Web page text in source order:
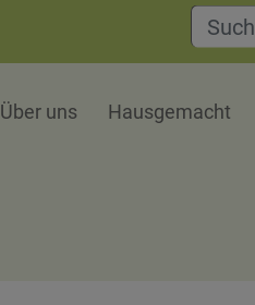
Über uns Hausgemacht